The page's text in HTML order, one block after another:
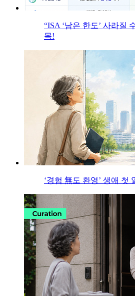
“ISA ‘남은 한도’ 사라질
목!
‘경험 無도 환영’ 생애 첫